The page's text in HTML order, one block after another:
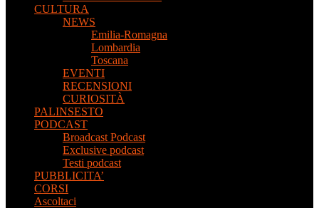
CULTURA
NEWS
Emilia-Romagna
Lombardia
Toscana
EVENTI
RECENSIONI
CURIOSITÀ
PALINSESTO
PODCAST
Broadcast Podcast
Exclusive podcast
Testi podcast
PUBBLICITA’
CORSI
Ascoltaci